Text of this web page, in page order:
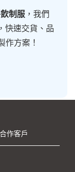
制服 ，我們
快速交貨、品
作方案！
合作客戶